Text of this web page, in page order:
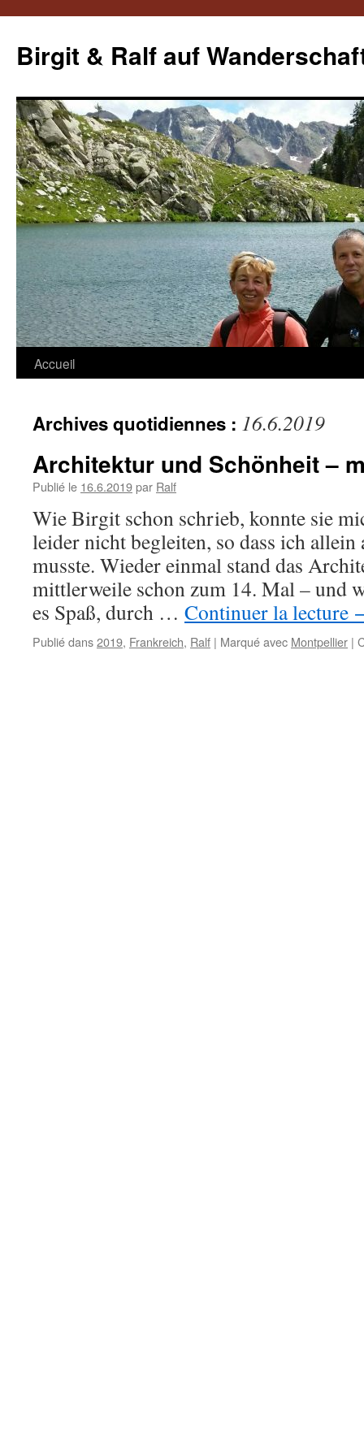
contenu
Birgit & Ralf auf
Accueil
Archives quotidiennes : 16.6.2019
Architektur und Schönheit –
Publié le 16.6.2019par Ralf
Wie Birgit schon schrieb, konnte sie
leider nicht begleiten, so dass ich allein
musste. Wieder einmal stand das
mittlerweile schon zum 14. Mal – und
es Spaß, durch … Continuer la lecture
Publié dans2019, Frankreich, Ralf | Marqué avec Montpellier |